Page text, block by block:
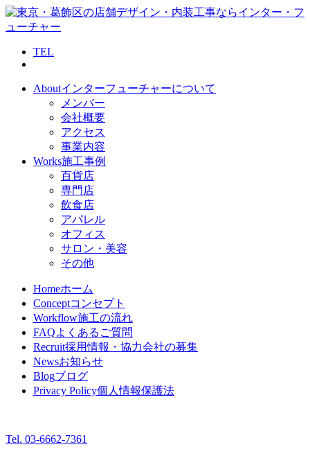
TEL
Aboutインターフューチャーについて
メンバー
会社概要
アクセス
事業内容
Works施工事例
百貨店
専門店
飲食店
アパレル
オフィス
サロン・美容
その他
Homeホーム
Conceptコンセプト
Workflow施工の流れ
FAQよくあるご質問
Recruit採用情報・協力会社の募集
Newsお知らせ
Blogブログ
Privacy Policy個人情報保護法
Tel. 03-6662-7361